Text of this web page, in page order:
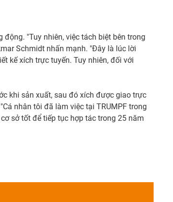
"Tuy nhiên, việc tách biệt bên trong
Schmidt nhấn mạnh. "Đây là lúc lời
kế xích trực tuyến. Tuy nhiên, đối với
khi sản xuất, sau đó xích được giao trực
nhân tôi đã làm việc tại TRUMPF trong
sở tốt để tiếp tục hợp tác trong 25 năm